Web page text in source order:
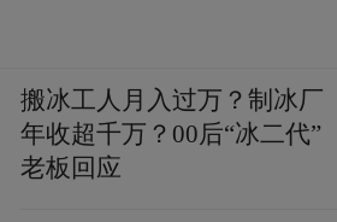
搬冰工人月入过万？制冰厂
年收超千万？00后“冰二代”
老板回应